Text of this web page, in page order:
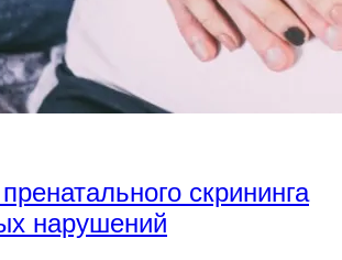
скрининга
нарушений